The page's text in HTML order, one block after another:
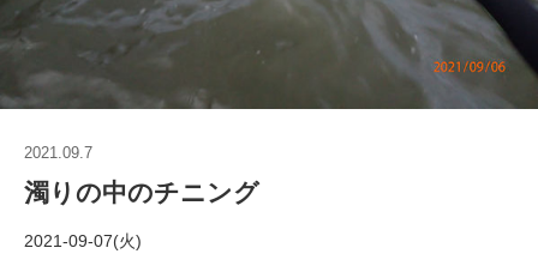
2021.09.7
濁りの中のチニング
2021-09-07(火)